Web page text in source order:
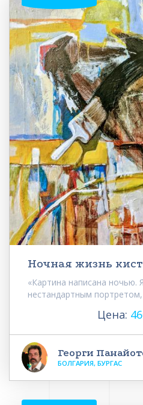
Ночная жизнь
«Картина написана ночью.
нестандартным портретом,
Цена:
Георги
БОЛГАРИЯ, БУРГАС